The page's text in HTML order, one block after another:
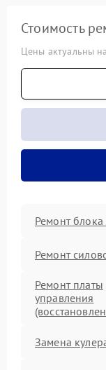
Стоимость
Цены актуальны
Ремонт блока
Ремонт
Ремонт платы
управления
Замена